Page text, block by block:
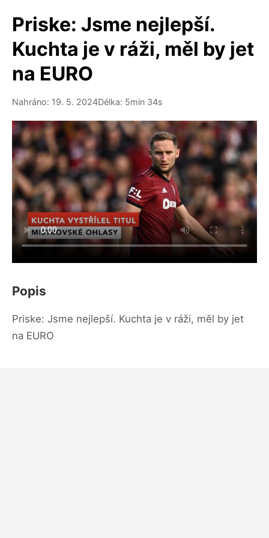
Priske: Jsme nejlepší.
Kuchta je v ráži, měl by jet
na EURO
Nahráno: 19. 5. 2024Délka: 5min 34s
Popis
Priske: Jsme nejlepší. Kuchta je v ráži, měl by jet
na EURO